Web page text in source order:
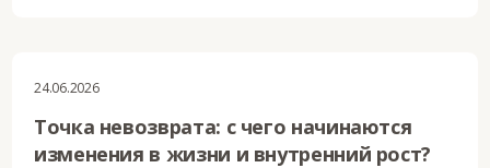
24.06.2026
Точка невозврата: с чего начинаются
изменения в жизни и внутренний рост?